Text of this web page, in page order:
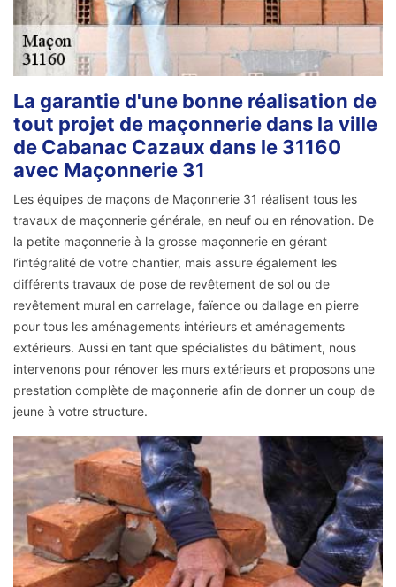
La garantie d'une bonne réalisation de
tout projet de maçonnerie dans la ville
de Cabanac Cazaux dans le 31160
avec Maçonnerie 31
Les équipes de maçons de Maçonnerie 31 réalisent tous les
travaux de maçonnerie générale, en neuf ou en rénovation. De
la petite maçonnerie à la grosse maçonnerie en gérant
l’intégralité de votre chantier, mais assure également les
différents travaux de pose de revêtement de sol ou de
revêtement mural en carrelage, faïence ou dallage en pierre
pour tous les aménagements intérieurs et aménagements
extérieurs. Aussi en tant que spécialistes du bâtiment, nous
intervenons pour rénover les murs extérieurs et proposons une
prestation complète de maçonnerie afin de donner un coup de
jeune à votre structure.